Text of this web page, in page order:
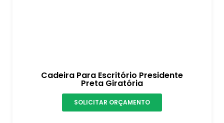
Cadeira Para Escritório Presidente
Preta Giratória
SOLICITAR ORÇAMENTO